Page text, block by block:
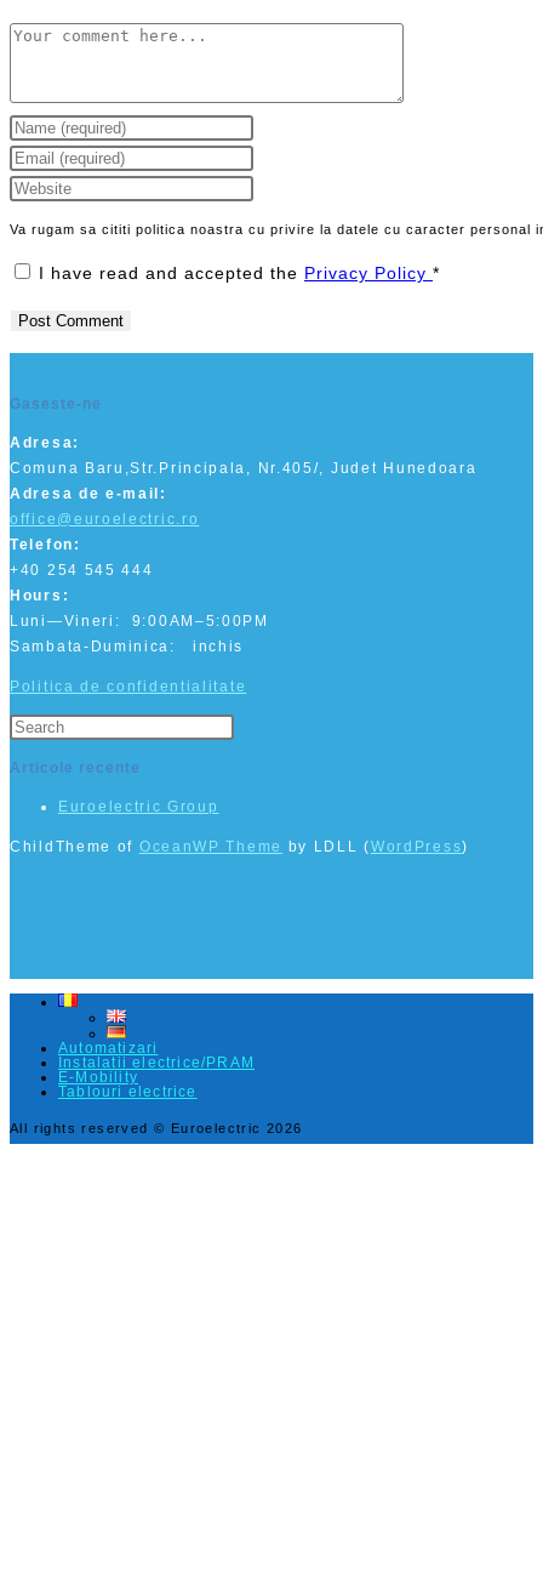
Comment
Enter
your
name
to
Enter
your
to
Enter
URL
Va rugam sa cititi politica noastra cu privire la datele cu caracter personal
I have read and accepted the Privacy Policy *
Gaseste-ne
Adresa:
Comuna Baru,Str.Principala, Nr.405/, Judet Hunedoara
Adresa de e-mail:
office@euroelectric.ro
Telefon:
+40 254 545 444
Hours:
Luni—Vineri: 9:00AM–5:00PM
Sambata-Duminica: inchis
Politica de confidentialitate
search
Articole recente
Euroelectric Group
ChildTheme of OceanWP Theme by LDLL (WordPress)
Automatizari
Instalatii electrice/PRAM
E-Mobility
Tablouri electrice
All rights reserved © Euroelectric 2026